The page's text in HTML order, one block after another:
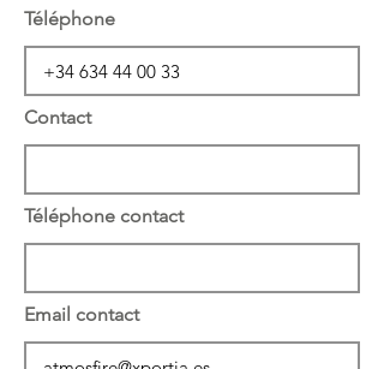
Téléphone
Contact
Téléphone contact
Email contact